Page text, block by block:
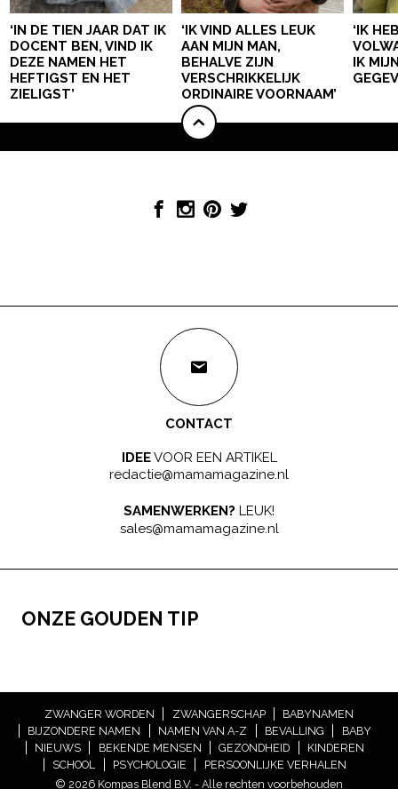
‘IN DE TIEN JAAR DAT IK
DOCENT BEN, VIND IK
DEZE NAMEN HET
HEFTIGST EN HET
ZIELIGST’
‘IK VIND ALLES LEUK
AAN MIJN MAN,
BEHALVE ZIJN
VERSCHRIKKELIJK
ORDINAIRE VOORNAAM’
‘IK
IK
CONTACT
IDEEVOOR EEN ARTIKEL
redactie@mamamagazine.nl
SAMENWERKEN? LEUK!
sales@mamamagazine.nl
ONZE GOUDEN TIP
ZWANGER WORDEN ZWANGERSCHAP
BABYNAMEN
BIJZONDERE NAMEN
NAMEN VAN A-Z BEVALLING
BABY
NIEUWS
BEKENDE MENSEN GEZONDHEID
KINDEREN
SCHOOL
PSYCHOLOGIE
PERSOONLIJKE VERHALEN
© 2026 Kompas Blend B.V. - Alle rechten voorbehouden